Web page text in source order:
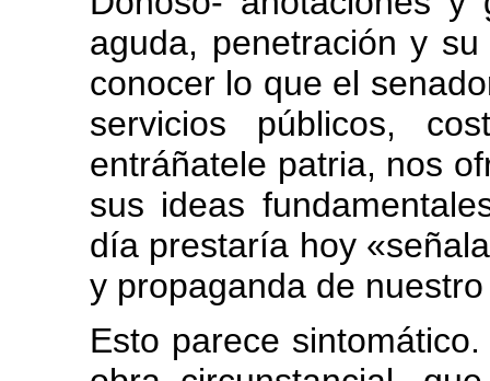
aguda, penetración y
conocer lo que el
servicios públicos,
entráñatele patria, nos
sus ideas
día prestaría hoy
y propaganda de
Esto parece